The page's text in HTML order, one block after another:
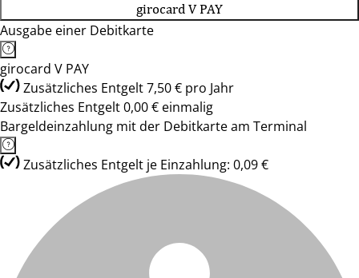
girocard V PAY
Ausgabe einer Debitkarte
girocard V PAY
Zusätzliches Entgelt 7,50 € pro Jahr
Zusätzliches Entgelt 0,00 € einmalig
Bargeldeinzahlung mit der Debitkarte am Terminal
Zusätzliches Entgelt je Einzahlung: 0,09 €